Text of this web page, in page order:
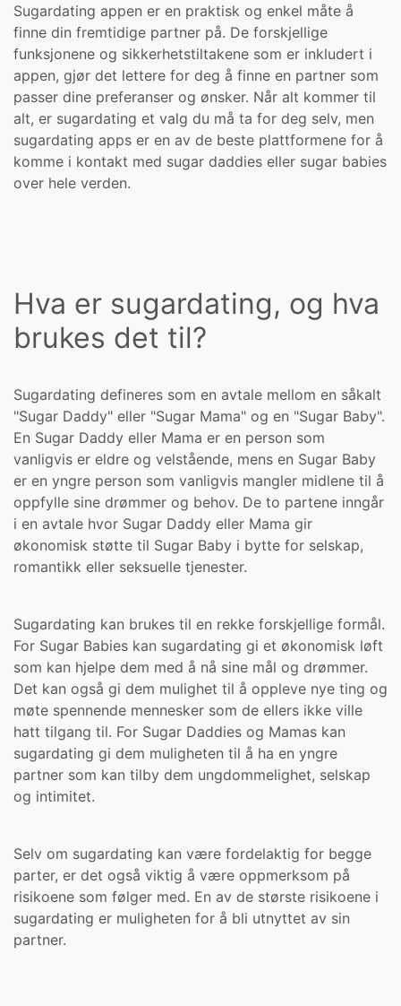
Sugardating appen er en praktisk og enkel måte å
finne din fremtidige partner på. De forskjellige
funksjonene og sikkerhetstiltakene som er inkludert i
appen, gjør det lettere for deg å finne en partner som
passer dine preferanser og ønsker. Når alt kommer til
alt, er sugardating et valg du må ta for deg selv, men
sugardating apps er en av de beste plattformene for å
komme i kontakt med sugar daddies eller sugar babies
over hele verden.
Hva er sugardating, og hva
brukes det til?
Sugardating defineres som en avtale mellom en såkalt
"Sugar Daddy" eller "Sugar Mama" og en "Sugar Baby".
En Sugar Daddy eller Mama er en person som
vanligvis er eldre og velstående, mens en Sugar Baby
er en yngre person som vanligvis mangler midlene til å
oppfylle sine drømmer og behov. De to partene inngår
i en avtale hvor Sugar Daddy eller Mama gir
økonomisk støtte til Sugar Baby i bytte for selskap,
romantikk eller seksuelle tjenester.
Sugardating kan brukes til en rekke forskjellige formål.
For Sugar Babies kan sugardating gi et økonomisk løft
som kan hjelpe dem med å nå sine mål og drømmer.
Det kan også gi dem mulighet til å oppleve nye ting og
møte spennende mennesker som de ellers ikke ville
hatt tilgang til. For Sugar Daddies og Mamas kan
sugardating gi dem muligheten til å ha en yngre
partner som kan tilby dem ungdommelighet, selskap
og intimitet.
Selv om sugardating kan være fordelaktig for begge
parter, er det også viktig å være oppmerksom på
risikoene som følger med. En av de største risikoene i
sugardating er muligheten for å bli utnyttet av sin
partner.